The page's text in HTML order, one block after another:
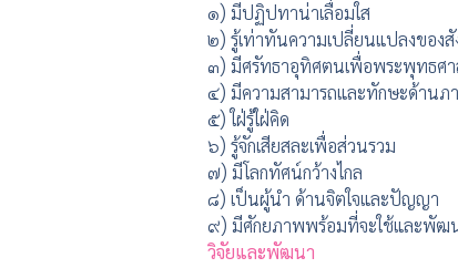
๑) มีปฏิปทาน่าเลื่อ
๒) รู้เท่าทันความเปลี่ยนแปล
๓) มีศรัทธาอุทิศตนเพื่อพระ
๔) มีความสามารถและทักษ
๕) ใฝ่รู้ใฝ่คิด
๖) รู้จักเสียสละเพื่อส่ว
๗) มีโลกทัศน์กว้างไ
๘) เป็นผู้นำ ด้านจิตใจแล
๙) มีศักยภาพพร้อมที่จะใช้และพั
วิจัยและพัฒนา